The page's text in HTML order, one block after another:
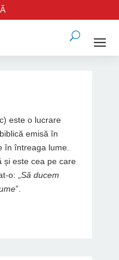
este o lucrare
emisă în
în întreaga lume.
și este cea pe care
o: „ Să ducem
”.